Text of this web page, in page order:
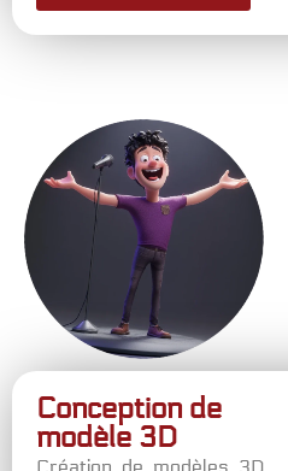
Conception de
modèle 3D